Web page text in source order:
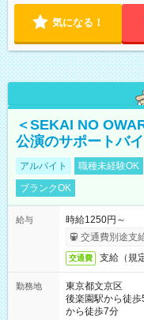
気になる！
＜SEKAI NO
公演のサポートバ
アルバイト 職種未経験OK
ブランクOK
給与
時給1250円～
交通費別途支
交通費 支給（規
勤務地
東京都文京区
後楽園駅から徒歩
から徒歩7分